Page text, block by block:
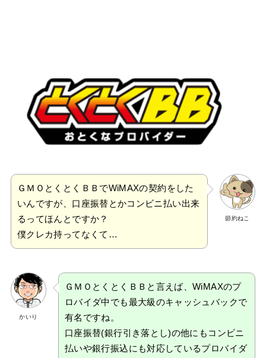
節約ねこ
ＧＭＯとくとくＢＢでWiMAXの契約をした
いんですが、口座振替とかコンビニ払い出来
るってほんとですか？
僕クレカ持ってなくて…
かいり
ＧＭＯとくとくＢＢと言えば、WiMAXのプ
ロバイダ中でも最大級のキャッシュバックで
有名ですね。
口座振替(銀行引き落とし)の他にもコンビニ
払いや銀行振込にも対応しているプロバイダ